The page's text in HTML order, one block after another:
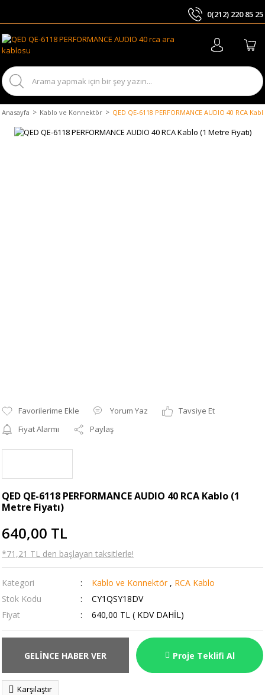
0(212) 220 85 25
Anasayfa Kablo ve Konnektör QED QE-6118 PERFORMANCE AUDIO 40 RCA
Yorum Yaz
Tavsiye Et
Fiyat Alarmı
Paylaş
QED QE-6118 PERFORMANCE AUDIO 40 RCA Kablo (1
Metre Fiyatı)
640,00 TL
*71,21 TL den başlayan taksitlerle!
Kategori Kablo ve Konnektör , RCA Kablo
Stok Kodu
CY1QSY18DV
Fiyat
640,00 TL ( KDV DAHİL)
GELİNCE HABER VER Proje Teklifi Al
Karşılaştır